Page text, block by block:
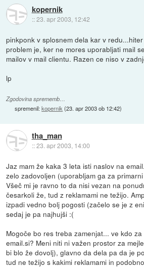
kopernik
::23. apr 2003, 12:42
pinkponk v splosnem dela kar v
problem je, ker ne mores uporabljati mail
mailov v mail clientu. Razen ce niso v
lp
Zgodovina sprememb…
spremenil:kopernik (23. apr 2003 ob 12:42)
tha_man
::23. apr 2003, 14:00
Jaz mam že kaka 3 leta isti naslov na
zelo zadovoljen (uporabljam ga za
Všeč mi je ravno to da nisi vezan na
česarkoli že, tud z reklamami ne težijo.
izpadi vedno bolj pogosti (začelo se je z
sedaj je pa najhujši :(
Mogoče bo res treba zamenjat... ve kdo
email.si? Meni niti ni važen prostor za
bi blo že dovolj), glavno da dela pa da je
tud ne težijo s kakimi reklamami in